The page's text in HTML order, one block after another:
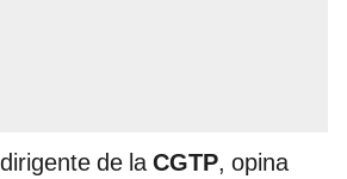
dirigente de laCGTP, opina